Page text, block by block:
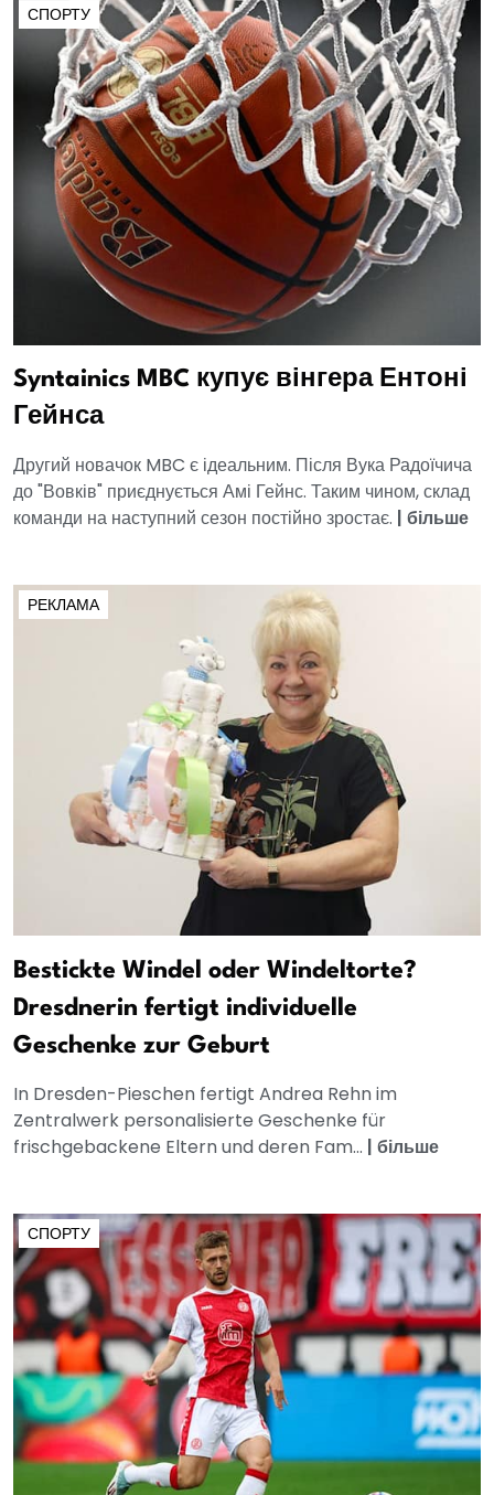
СПОРТУ
Syntainics MBC купує вінгера Ентоні
Гейнса
Другий новачок MBC є ідеальним. Після Вука Радоїчича
до "Вовків" приєднується Амі Гейнс. Таким чином, склад
команди на наступний сезон постійно зростає. | більше
РЕКЛАМА
Bestickte Windel oder Windeltorte?
Dresdnerin fertigt individuelle
Geschenke zur Geburt
In Dresden-Pieschen fertigt Andrea Rehn im
Zentralwerk personalisierte Geschenke für
frischgebackene Eltern und deren Fam... | більше
СПОРТУ